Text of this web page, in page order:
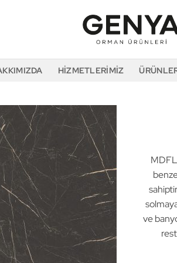
HIZMETLERIMIZ
ve